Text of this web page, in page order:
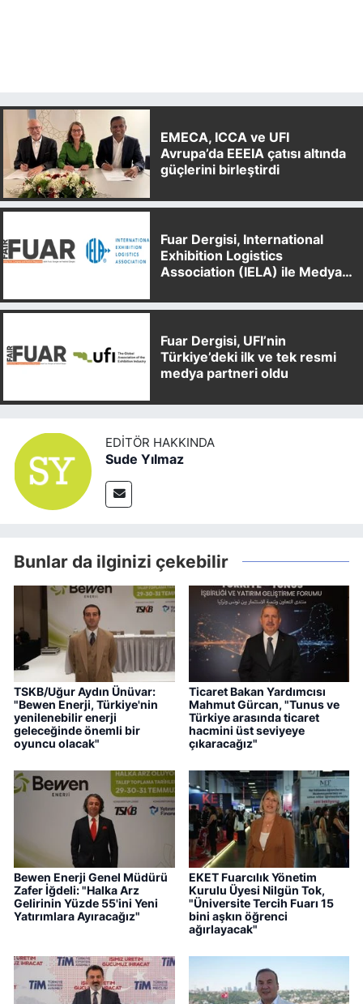
EMECA, ICCA ve UFI
Avrupa’da EEEIA çatısı altında
güçlerini birleştirdi
Fuar Dergisi, International
Exhibition Logistics
Association (IELA) ile Medya
Fuar Dergisi, UFI’nin
Türkiye’deki ilk ve tek resmi
medya partneri oldu
EDITÖR HAKKINDA
Sude Yılmaz
Bunlar da ilginizi çekebilir
TSKB/Uğur Aydın Ünüvar:
"Bewen Enerji, Türkiye'nin
yenilenebilir enerji
geleceğinde önemli bir
oyuncu olacak"
Ticaret Bakan Yardımcısı
Mahmut Gürcan, "Tunus ve
Türkiye arasında ticaret
hacmini üst seviyeye
çıkaracağız"
Bewen Enerji Genel Müdürü
Zafer İğdeli: "Halka Arz
Gelirinin Yüzde 55'ini Yeni
Yatırımlara Ayıracağız"
EKET Fuarcılık Yönetim
Kurulu Üyesi Nilgün Tok,
"Üniversite Tercih Fuarı 15
bini aşkın öğrenci
ağırlayacak"